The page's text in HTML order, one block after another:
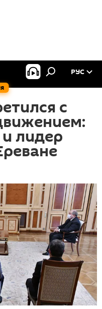
РУС
с
лидер